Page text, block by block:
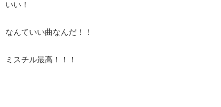
いい！
なんていい曲なんだ！！
ミスチル最高！！！